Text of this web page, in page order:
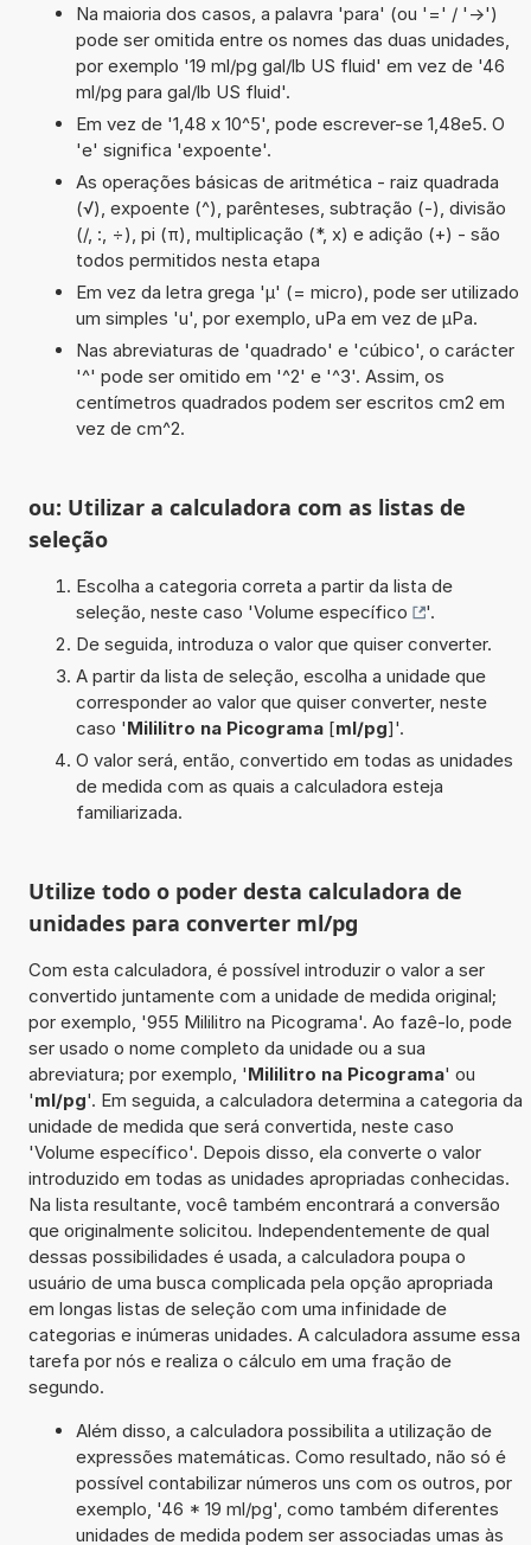
Na maioria dos casos, a palavra 'para' (ou '=' / '->')
pode ser omitida entre os nomes das duas unidades,
por exemplo '19 ml/pg gal/lb US fluid' em vez de '46
ml/pg para gal/lb US fluid'.
Em vez de '1,48 x 10^5', pode escrever-se 1,48e5. O
'e' significa 'expoente'.
As operações básicas de aritmética - raiz quadrada
(√), expoente (^), parênteses, subtração (-), divisão
(/, :, ÷), pi (π), multiplicação (*, x) e adição (+) - são
todos permitidos nesta etapa
Em vez da letra grega 'µ' (= micro), pode ser utilizado
um simples 'u', por exemplo, uPa em vez de µPa.
Nas abreviaturas de 'quadrado' e 'cúbico', o carácter
'^' pode ser omitido em '^2' e '^3'. Assim, os
centímetros quadrados podem ser escritos cm2 em
vez de cm^2.
ou: Utilizar a calculadora com as listas de
seleção
Escolha a categoria correta a partir da lista de
seleção, neste caso 'Volume específico
'.
De seguida, introduza o valor que quiser converter.
A partir da lista de seleção, escolha a unidade que
corresponder ao valor que quiser converter, neste
caso 'Mililitro na Picograma[ml/pg]'.
O valor será, então, convertido em todas as unidades
de medida com as quais a calculadora esteja
familiarizada.
Utilize todo o poder desta calculadora de
unidades para converter ml/pg
Com esta calculadora, é possível introduzir o valor a ser
convertido juntamente com a unidade de medida original;
por exemplo, '955 Mililitro na Picograma'. Ao fazê-lo, pode
ser usado o nome completo da unidade ou a sua
abreviatura; por exemplo, 'Mililitro na Picograma' ou
'ml/pg'. Em seguida, a calculadora determina a categoria da
unidade de medida que será convertida, neste caso
'Volume específico'. Depois disso, ela converte o valor
introduzido em todas as unidades apropriadas conhecidas.
Na lista resultante, você também encontrará a conversão
que originalmente solicitou. Independentemente de qual
dessas possibilidades é usada, a calculadora poupa o
usuário de uma busca complicada pela opção apropriada
em longas listas de seleção com uma infinidade de
categorias e inúmeras unidades. A calculadora assume essa
tarefa por nós e realiza o cálculo em uma fração de
segundo.
Além disso, a calculadora possibilita a utilização de
expressões matemáticas. Como resultado, não só é
possível contabilizar números uns com os outros, por
exemplo, '46 * 19 ml/pg', como também diferentes
unidades de medida podem ser associadas umas às